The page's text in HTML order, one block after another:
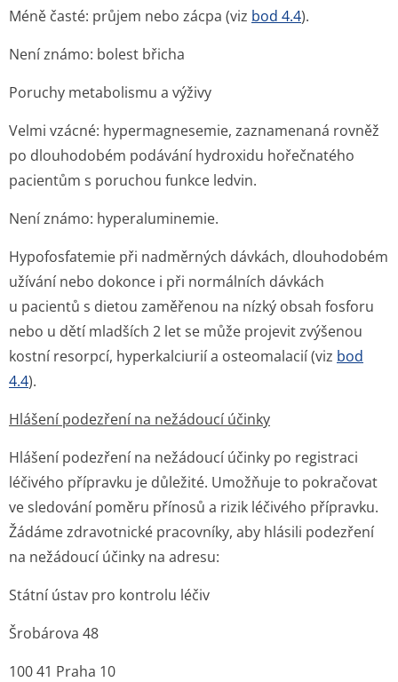
Méně časté: průjem nebo zácpa (viz bod 4.4).
Není známo: bolest břicha
Poruchy metabolismu a výživy
Velmi vzácné: hypermagnesemie, zaznamenaná rovněž
po dlouhodobém podávání hydroxidu hořečnatého
pacientům s poruchou funkce ledvin.
Není známo: hyperaluminemie.
Hypofosfatemie při nadměrných dávkách, dlouhodobém
užívání nebo dokonce i při normálních dávkách
u pacientů s dietou zaměřenou na nízký obsah fosforu
nebo u dětí mladších 2 let se může projevit zvýšenou
kostní resorpcí, hyperkalciurií a osteomalacií (viz bod
4.4).
Hlášení podezření na nežádoucí účinky
Hlášení podezření na nežádoucí účinky po registraci
léčivého přípravku je důležité. Umožňuje to pokračovat
ve sledování poměru přínosů a rizik léčivého přípravku.
Žádáme zdravotnické pracovníky, aby hlásili podezření
na nežádoucí účinky na adresu:
Státní ústav pro kontrolu léčiv
Šrobárova 48
100 41 Praha 10